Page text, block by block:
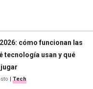
cómo funcionan las
tecnología usan y qué
| Tech